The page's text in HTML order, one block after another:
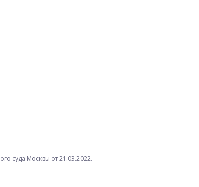
суда Москвы от 21.03.2022.